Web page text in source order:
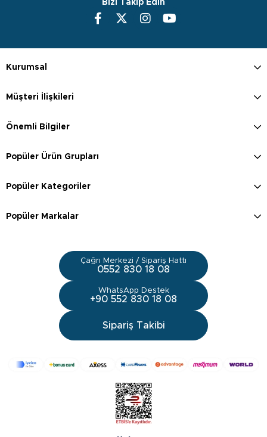
Bizi Takip Edin
Kurumsal
Müşteri İlişkileri
Önemli Bilgiler
Popüler Ürün Grupları
Popüler Kategoriler
Popüler Markalar
Çağrı Merkezi / Sipariş Hattı
0552 830 18 08
WhatsApp Destek
+90 552 830 18 08
Sipariş Takibi